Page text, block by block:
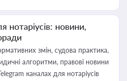
нотаріусів: новини,
змін, судова практика,
алгоритми, правові новини
каналах для нотаріусів